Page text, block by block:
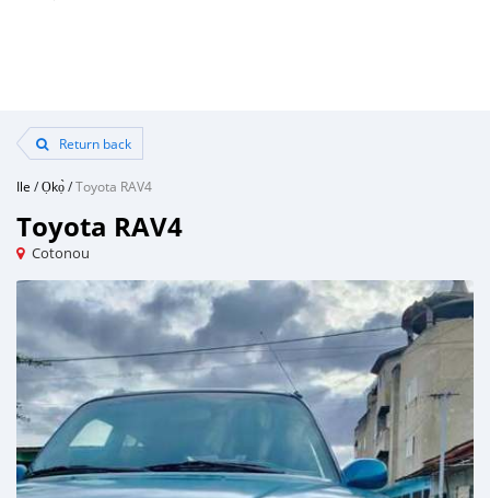
Return back
Ile /Ọkọ̀/Toyota RAV4
Toyota RAV4
Cotonou